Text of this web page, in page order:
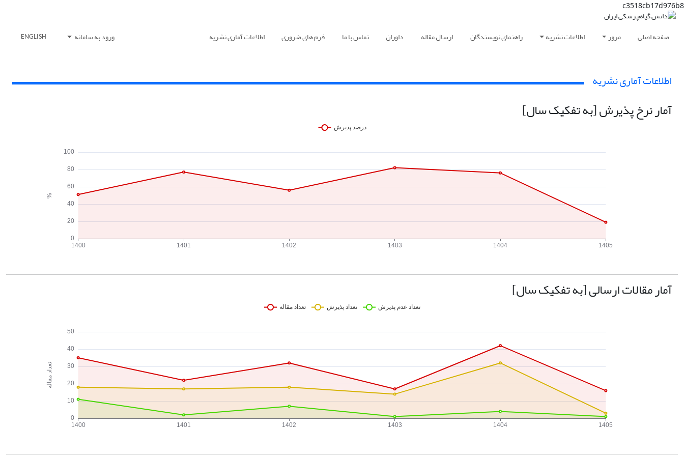
c3518cb17d976b8
صفحه اصلی مرور اطلاعات نشریه راهنمای نویسندگان ارسال مقاله داوران تماس با ما فرم های ضروری اطلاعات آماری نشریه ورود به سامانه ENGLISH
اطلاعات آماری نشریه
آمار نرخ پذیرش [به تفکیک سال]
آمار مقالات ارسالی [به تفکیک سال]